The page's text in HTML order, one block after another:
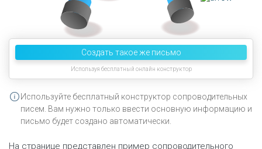
Создать такое же письмо
Используя бесплатный онлайн конструктор
Используйте бесплатный конструктор сопроводительных
писем. Вам нужно только ввести основную информацию и
письмо будет создано автоматически.
На странице представлен пример сопроводительного